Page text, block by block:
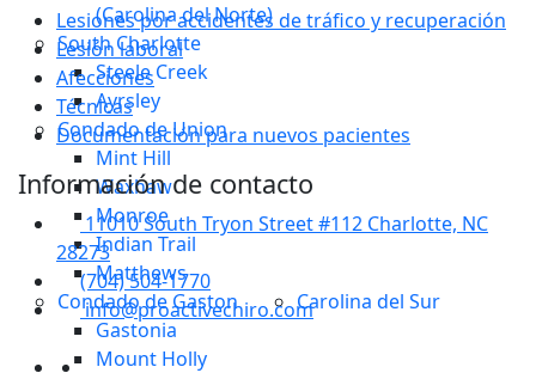
(Carolina del Norte)
South Charlotte
Steele Creek
Ayrsley
Condado de Union
Mint Hill
Waxhaw
Monroe
Indian Trail
Matthews
Condado de Gaston
Gastonia
Mount Holly
Carolina del Sur
Lesiones por accidentes de tráfico y recuperación
Lesión laboral
Afecciones
Técnicas
Documentación para nuevos pacientes
Información de contacto
11010 South Tryon Street #112 Charlotte, NC
28273
(704) 504-1770
info@proactivechiro.com